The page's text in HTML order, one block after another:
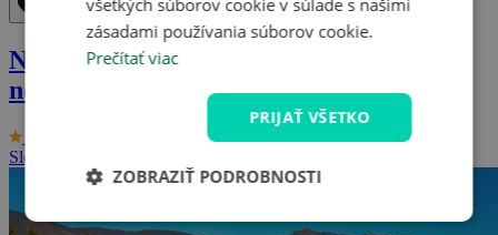
Odstrániť z obľúbených Uložiť do obľúbených
Nízke Tatry: Pobyt s bazénom
neobmedzene
Relax Hotel Avena ***
Slovenská republika - Tatry
všetkých súborov cookie v súlade s našimi
zásadami používania súborov cookie.
Prečítať viac
PRIJAŤ VŠETKO
ZOBRAZIŤ PODROBNOSTI